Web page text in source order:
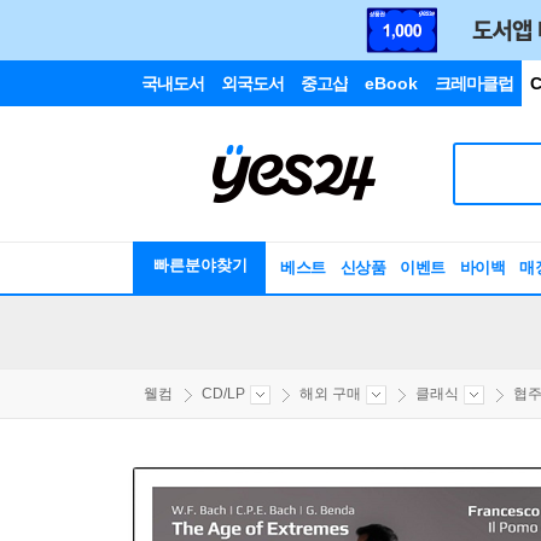
국내도서 외국도서 중고샵 eBook 크레마클럽
빠른분야찾기 베스트 신상품 이벤트 바이백 매
웰컴 CD/LP 해외 구매 클래식 협